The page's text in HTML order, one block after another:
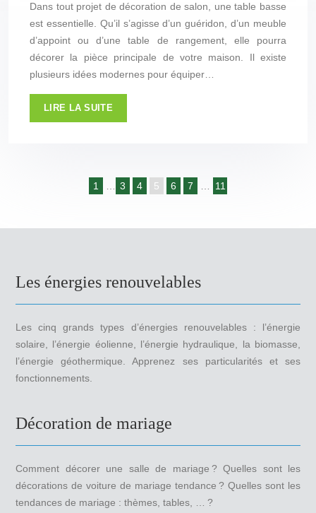
Dans tout projet de décoration de salon, une table basse
est essentielle. Qu’il s’agisse d’un guéridon, d’un meuble
d’appoint ou d’une table de rangement, elle pourra
décorer la pièce principale de votre maison. Il existe
plusieurs idées modernes pour équiper…
LIRE LA SUITE
1 … 3 4 5 6 7 … 11
Les énergies renouvelables
Les cinq grands types d’énergies renouvelables : l’énergie
solaire, l’énergie éolienne, l’énergie hydraulique, la biomasse,
l’énergie géothermique. Apprenez ses particularités et ses
fonctionnements.
Décoration de mariage
Comment décorer une salle de mariage ? Quelles sont les
décorations de voiture de mariage tendance ? Quelles sont les
tendances de mariage : thèmes, tables, … ?